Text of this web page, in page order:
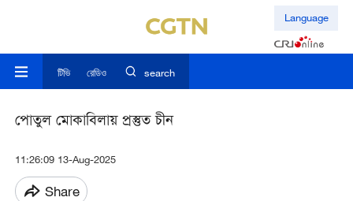
Language
টিভি রেডিও search
পোতুল মোকাবিলায় প্রস্তুত চীন
11:26:09 13-Aug-2025
Share